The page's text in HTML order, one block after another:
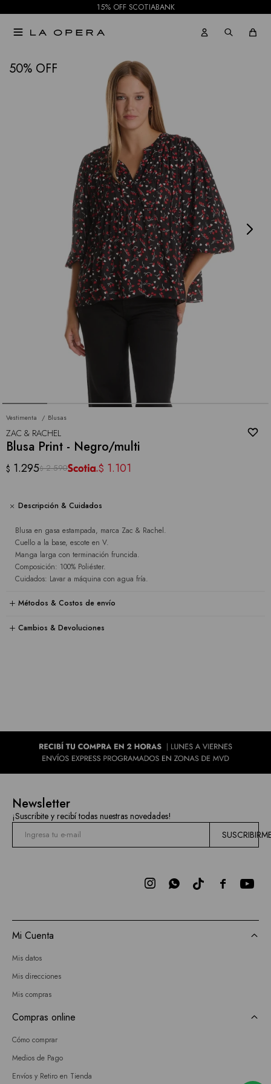
15% OFF SCOTIABANK

50
Vestimenta Blusas
ZAC & RACHEL
Blusa Print - Negro/multi
$ 1.295$ 2.590 $ 1.101
Descripción & Cuidados
Blusa en gasa estampada, marca Zac & Rachel.
Cuello a la base, escote en V.
Manga larga con terminación fruncida.
Composición: 100% Poliéster.
Cuidados: Lavar a máquina con agua fría.
Métodos & Costos de envío
Cambios & Devoluciones
NOTIFICARME
Newsletter
¡Suscribite y recibí todas nuestras novedades!

 
Mi Cuenta
Mis datos
Mis direcciones
Mis compras
Compras online
Cómo comprar
Medios de Pago
Envíos y Retiro en Tienda